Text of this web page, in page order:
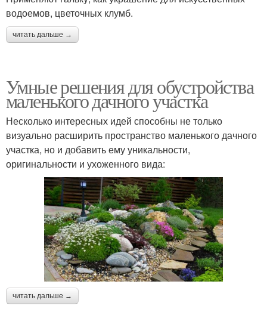
водоемов, цветочных клумб.
читать дальше →
Умные решения для обустройства
маленького дачного участка
Несколько интересных идей способны не только
визуально расширить пространство маленького дачного
участка, но и добавить ему уникальности,
оригинальности и ухоженного вида:
читать дальше →